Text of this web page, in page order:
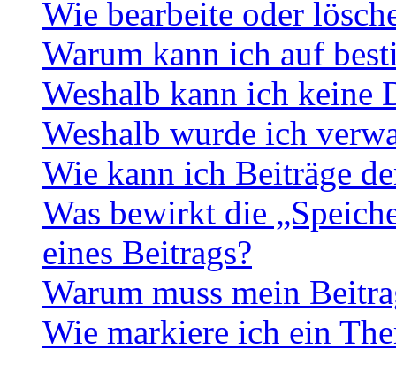
Wie bearbeite oder
Warum kann ich auf
Weshalb kann ich keine
Weshalb wurde ich
Wie kann ich Beiträge
Was bewirkt die
eines Beitrags?
Warum muss mein
Wie markiere ich ein